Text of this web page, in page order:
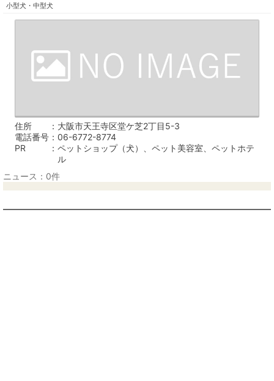
小型犬・中型犬
住所
大阪市天王寺区堂ケ芝2丁目5-3
電話番号
06-6772-8774
PR
ペットショップ（犬）、ペット美容室、ペットホテ
ル
ニュース：0件